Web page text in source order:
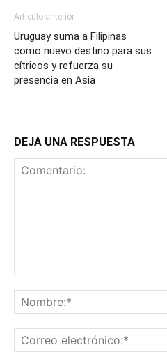
Artículo anterior
Uruguay suma a Filipinas
como nuevo destino para sus
cítricos y refuerza su
presencia en Asia
DEJA UNA RESPUESTA